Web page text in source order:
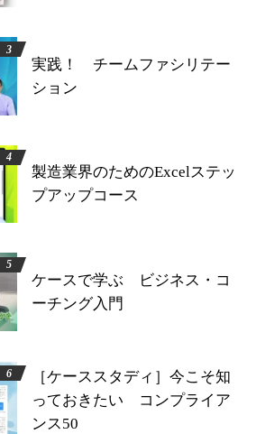
実践！ チームファシリテー
ション
製造業界のためのExcelステッ
プアップコース
ケースで学ぶ ビジネス・コ
ーチング入門
［ケーススタディ］今こそ知
っておきたい コンプライア
ンス50